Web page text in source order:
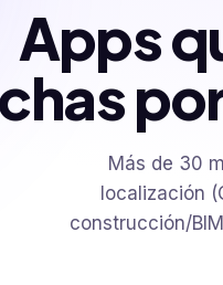
Apps
Más de 30
localización
construcción/